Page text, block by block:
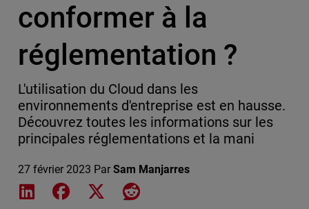
conformer à la
réglementation ?
L'utilisation du Cloud dans les
environnements d'entreprise est en hausse.
Découvrez toutes les informations sur les
principales réglementations et la mani
27 février 2023 Par Sam Manjarres
Share on LinkedIn
Share on Facebook
Share on XShare on Reddit